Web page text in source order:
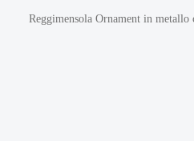
Reggimensola Ornament in